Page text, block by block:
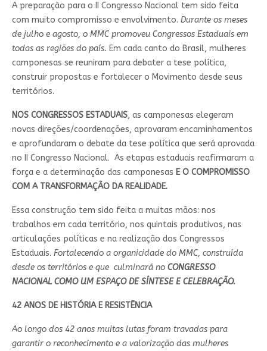
A preparação para o II Congresso Nacional tem sido feita
com muito compromisso e envolvimento. Durante os meses
de julho e agosto, o MMC promoveu Congressos Estaduais em
todas as regiões do país. Em cada canto do Brasil, mulheres
camponesas se reuniram para debater a tese política,
construir propostas e fortalecer o Movimento desde seus
territórios.
NOS CONGRESSOS ESTADUAIS, as camponesas elegeram
novas direções/coordenações, aprovaram encaminhamentos
e aprofundaram o debate da tese política que será aprovada
no II Congresso Nacional. As etapas estaduais reafirmaram a
força e a determinação das camponesas E O COMPROMISSO
COM A TRANSFORMAÇÃO DA REALIDADE.
Essa construção tem sido feita a muitas mãos: nos
trabalhos em cada território, nos quintais produtivos, nas
articulações políticas e na realização dos Congressos
Estaduais. Fortalecendo a organicidade do MMC, construída
desde os territórios e que culminará no CONGRESSO
NACIONAL COMO UM ESPAÇO DE SÍNTESE E CELEBRAÇÃO.
42 ANOS DE HISTÓRIA E RESISTÊNCIA
Ao longo dos 42 anos muitas lutas foram travadas para
garantir o reconhecimento e a valorização das mulheres